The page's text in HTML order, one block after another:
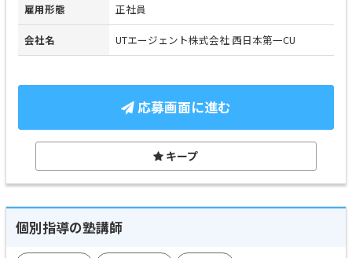
雇用形態 正社員
会社名 UTエージェント株式会社 西日本第一CU
応募画面に進む
キープ
個別指導の塾講師